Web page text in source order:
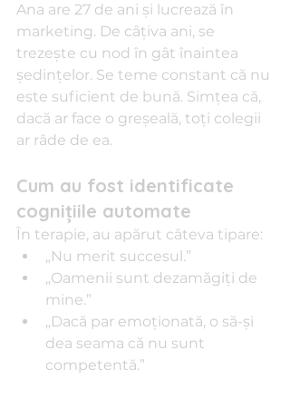
Ana are 27 de ani și lucrează în
marketing. De câțiva ani, se
trezește cu nod în gât înaintea
ședințelor. Se teme constant că nu
este suficient de bună. Simțea că,
dacă ar face o greșeală, toți colegii
ar râde de ea.
Cum au fost identificate
cognițiile automate
În terapie, au apărut câteva tipare:
„Nu merit succesul.”
„Oamenii sunt dezamăgiți de
mine.”
„Dacă par emoționată, o să-și
dea seama că nu sunt
competentă.”